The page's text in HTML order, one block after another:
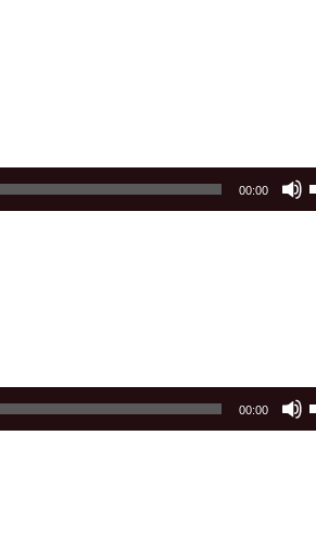
00:00
00:00